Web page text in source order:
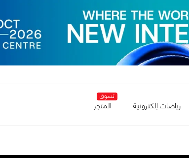
رياضات إلكترونية
تسوق
المتجر